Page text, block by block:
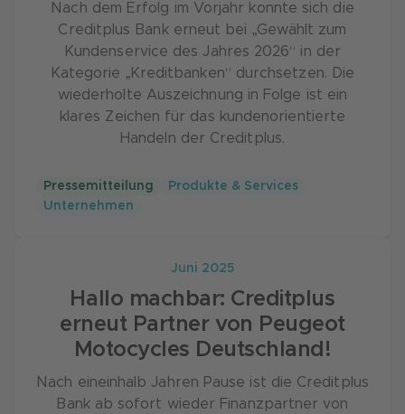
Nach dem Erfolg im Vorjahr konnte sich die
Creditplus Bank erneut bei „Gewählt zum
Kundenservice des Jahres 2026“ in der
Kategorie „Kreditbanken“ durchsetzen. Die
wiederholte Auszeichnung in Folge ist ein
klares Zeichen für das kundenorientierte
Handeln der Creditplus.
Pressemitteilung
Produkte & Services
Unternehmen
Juni 2025
Hallo machbar: Creditplus
erneut Partner von Peugeot
Motocycles Deutschland!
Nach eineinhalb Jahren Pause ist die Creditplus
Bank ab sofort wieder Finanzpartner von